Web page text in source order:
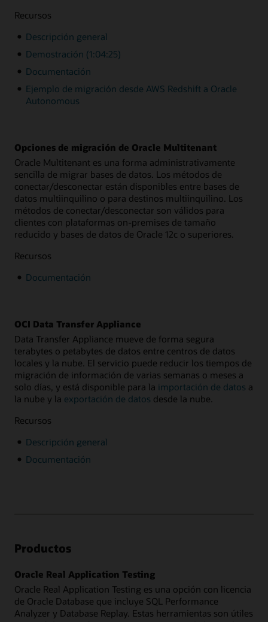
Recursos
Descripción general
Demostración (1:04:25)
Documentación
Ejemplo de migración desde AWS Redshift a Oracle
Autonomous
Opciones de migración de Oracle Multitenant
Oracle Multitenant es una forma administrativamente
sencilla de migrar bases de datos. Los métodos de
conectar/desconectar están disponibles entre bases de
datos multiinquilino o para destinos multiinquilino. Los
métodos de conectar/desconectar son válidos para
clientes con plataformas on-premises de tamaño
reducido y bases de datos de Oracle 12c o superiores.
Recursos
Documentación
OCI Data Transfer Appliance
Data Transfer Appliance mueve de forma segura
terabytes o petabytes de datos entre centros de datos
locales y la nube. El servicio puede reducir los tiempos de
migración de información de varias semanas o meses a
solo días, y está disponible para la importación de datos a
la nube y la exportación de datos desde la nube.
Recursos
Descripción general
Documentación
Productos
Oracle Real Application Testing
Oracle Real Application Testing es una opción con licencia
de Oracle Database que incluye SQL Performance
Analyzer y Database Replay. Estas herramientas son útiles